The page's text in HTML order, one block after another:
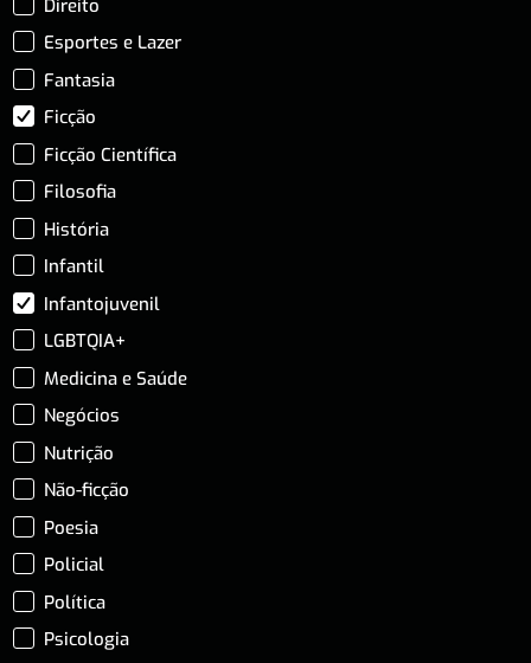
Direito
Esportes e Lazer
Fantasia
Ficção
Ficção Científica
Filosofia
História
Infantil
Infantojuvenil
LGBTQIA+
Medicina e Saúde
Negócios
Nutrição
Não-ficção
Poesia
Policial
Política
Psicologia